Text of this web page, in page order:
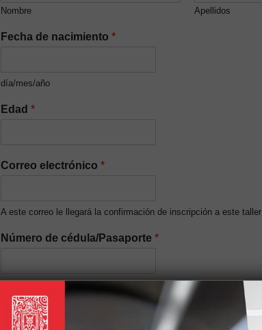
Nombre Apellidos
Fecha de nacimiento *
día/mes/año
Edad *
Correo electrónico *
A este correo le llegará la confirmación de inscripción a este taller
Número de cédula/Pasaporte *
Nivel de ingresos del núcleo familiar (Opcional)